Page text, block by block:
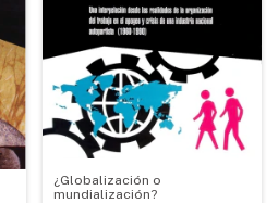
¿Globalización o
mundialización?